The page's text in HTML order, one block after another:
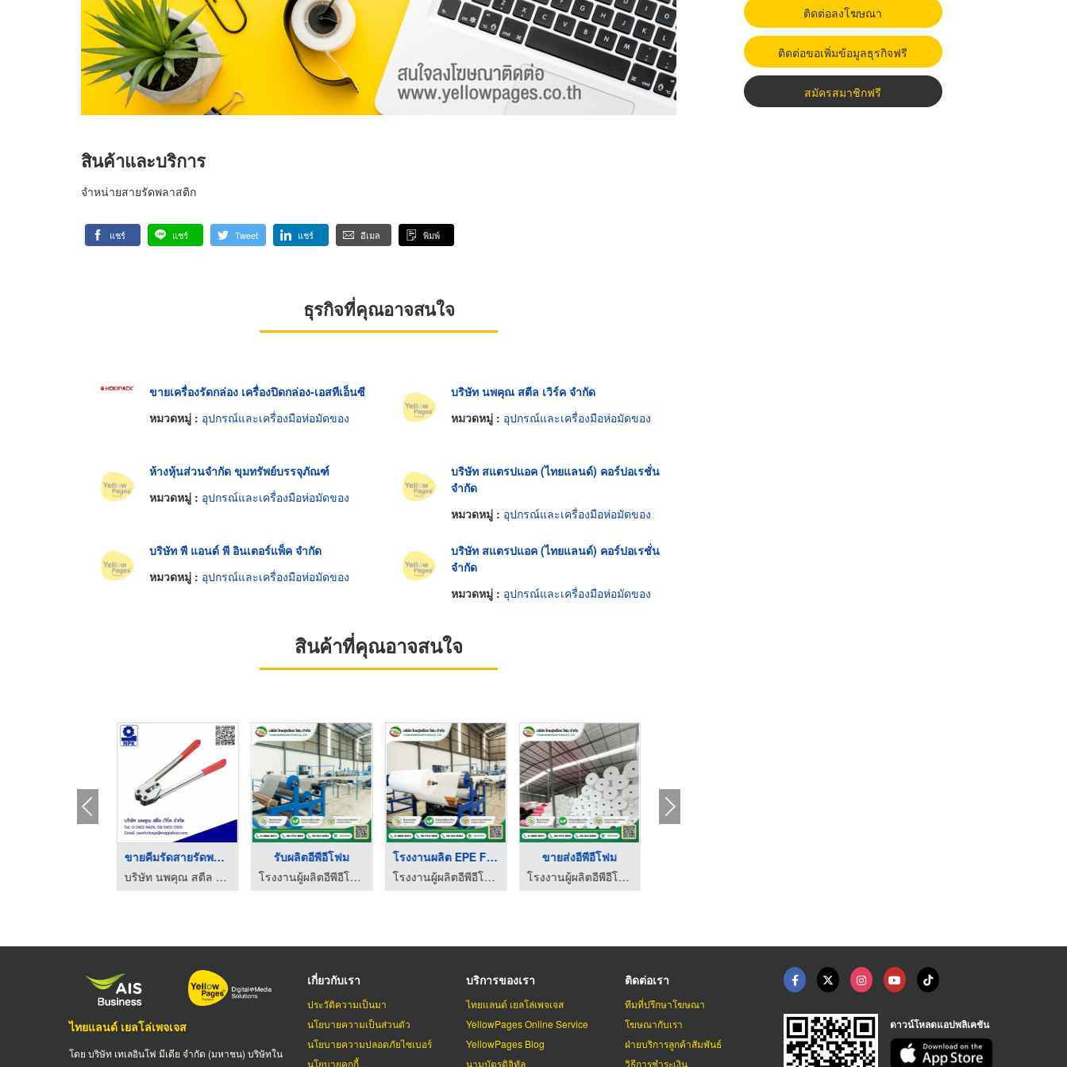
สินค้าและบริการ
จำหน่ายสายรัดพลาสติก
แชร์ แชร์ Tweet แชร์ อีเมล พิมพ์
ธุรกิจที่คุณอาจสนใจ
ขายเครื่องรัดกล่อง เครื่องปิดกล่อง-เอสทีเอ็นซี
หมวดหมู่ : อุปกรณ์และเครื่องมือห่อมัดของ
บริษัท นพคุณ สตีล เวิร์ค จำกัด
หมวดหมู่ : อุปกรณ์และเครื่องมือห่อมัดของ
ห้างหุ้นส่วนจำกัด ขุมทรัพย์บรรจุภัณฑ์
หมวดหมู่ : อุปกรณ์และเครื่องมือห่อมัดของ
บริษัท สแตรปแอค (ไทยแลนด์) คอร์ปอเรชั่น
จำกัด
หมวดหมู่ : อุปกรณ์และเครื่องมือห่อมัดของ
บริษัท พี แอนด์ พี อินเตอร์แพ็ค จำกัด
หมวดหมู่ : อุปกรณ์และเครื่องมือห่อมัดของ
บริษัท สแตรปแอค (ไทยแลนด์) คอร์ปอเรชั่น
จำกัด
หมวดหมู่ : อุปกรณ์และเครื่องมือห่อมัดของ
สินค้าที่คุณอาจสนใจ
ขายคีมรัดสายรัดพลาสต ...
บริษัท นพคุณ สตีล เวิร์ค จำกัด
รับผลิตอีพีอีโฟม
โรงงานผู้ผลิตอีพีอีโฟม ชลบุรี - ไทยรุ่งเรือง โฟม
โรงงานผลิต EPE FOAM
โรงงานผู้ผลิตอีพีอีโฟม ชลบุรี - ไทยรุ่งเรือง โฟม
ขายส่งอีพีอีโฟม
โรงงานผู้ผลิตอีพีอีโฟม ชลบุรี - ไทยรุ่งเรือง โฟม
ติดต่อลงโฆษณา
ติดต่อขอเพิ่มข้อมูลธุรกิจฟรี
สมัครสมาชิกฟรี
ไทยแลนด์ เยลโล่เพจเจส
โดย บริษัท เทเลอินโฟ มีเดีย จำกัด (มหาชน) บริษัทใน
เกี่ยวกับเรา
ประวัติความเป็นมา
นโยบายความเป็นส่วนตัว
นโยบายความปลอดภัยไซเบอร์
นโยบายคุกกี้
บริการของเรา
ไทยแลนด์ เยลโล่เพจเจส
YellowPages Online Service
YellowPages Blog
นามบัตรดิจิทัล
ติดต่อเรา
ทีมที่ปรึกษาโฆษณา
โฆษณากับเรา
ฝ่ายบริการลูกค้าสัมพันธ์
วิธีการชำระเงิน
ดาวน์โหลดแอปพลิเคชัน